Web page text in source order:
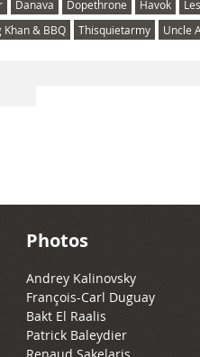
Danava Dopethrone Havok
Khan & BBQ Thisquietarmy Uncle
Photos
Andrey Kalinovsky
François-Carl Duguay
Bakt El Raalis
Patrick Baleydier